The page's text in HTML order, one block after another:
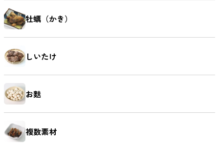
牡蠣（かき）
しいたけ
お麩
複数素材